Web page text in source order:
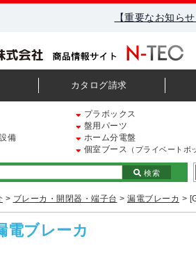
【重要なお知ら
カタログ請求
プラボックス
盤用パーツ
備
ホーム分電盤
個室ブース （プライベートボ
検索
> ブレーカ・開閉器・端子台 > 漏電ブレーカ >
電ブレーカ